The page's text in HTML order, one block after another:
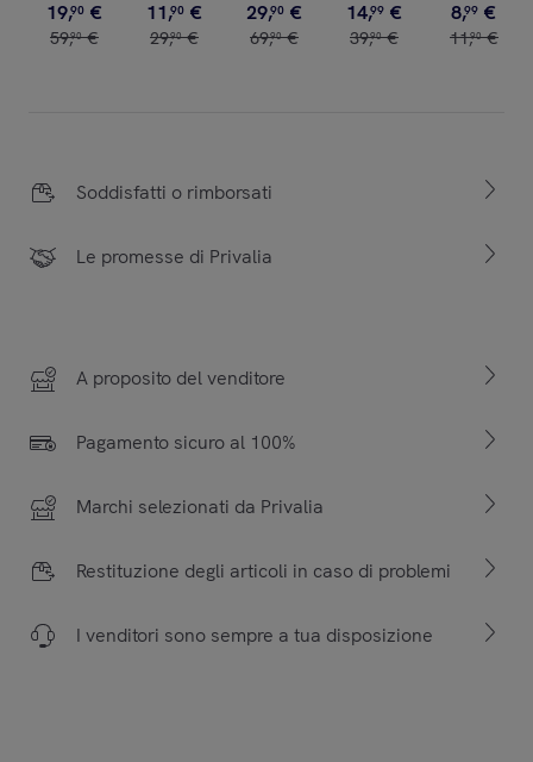
19,90 €
59,90 €
11,90 €
29,90 €
29,90 €
69,90 €
14,99 €
39,90 €
8,99 €
11,90 €
Soddisfatti o rimborsati
Le promesse di Privalia
A proposito del venditore
Pagamento sicuro al 100%
Marchi selezionati da Privalia
Restituzione degli articoli in caso di problemi
I venditori sono sempre a tua disposizione